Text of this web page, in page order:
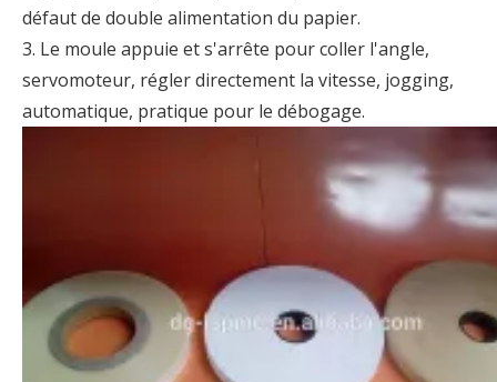
défaut de double alimentation du papier.
3. Le moule appuie et s'arrête pour coller l'angle,
servomoteur, régler directement la vitesse, jogging,
automatique, pratique pour le débogage.